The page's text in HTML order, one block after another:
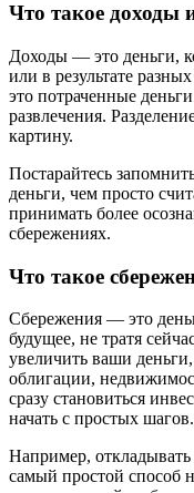
Что такое доходы
Доходы — это деньги,
или в результате
это потраченные
развлечения.
картину.
Постарайтесь
деньги, чем просто
принимать более
сбережениях.
Что такое
Сбережения — это
будущее, не тратя
увеличить ваши
облигации,
сразу становиться
начать с простых шагов.
Например,
самый простой способ